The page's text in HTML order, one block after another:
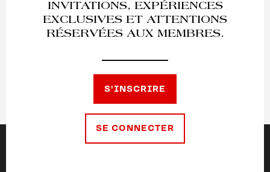
INVITATIONS, EXPÉRIENCES
EXCLUSIVES ET ATTENTIONS
RÉSERVÉES AUX MEMBRES.
S'INSCRIRE
SE CONNECTER